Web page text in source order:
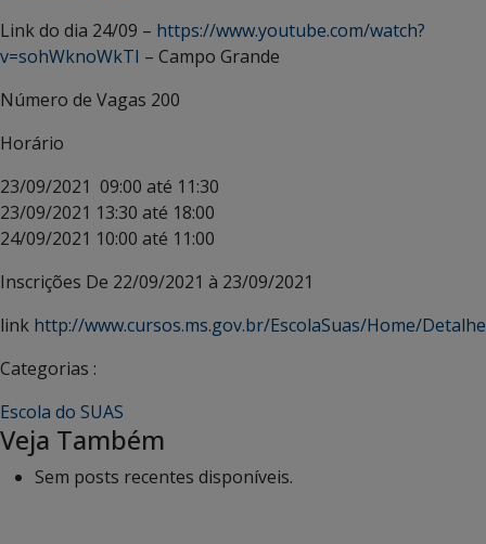
Link do dia 24/09 – https://www.youtube.com/watch?
v=sohWknoWkTI – Campo Grande
Número de Vagas 200
Horário
23/09/2021 09:00 até 11:30
23/09/2021 13:30 até 18:00
24/09/2021 10:00 até 11:00
Inscrições De 22/09/2021 à 23/09/2021
link http://www.cursos.ms.gov.br/EscolaSuas/Home/
Categorias :
Escola do SUAS
Veja Também
Sem posts recentes disponíveis.